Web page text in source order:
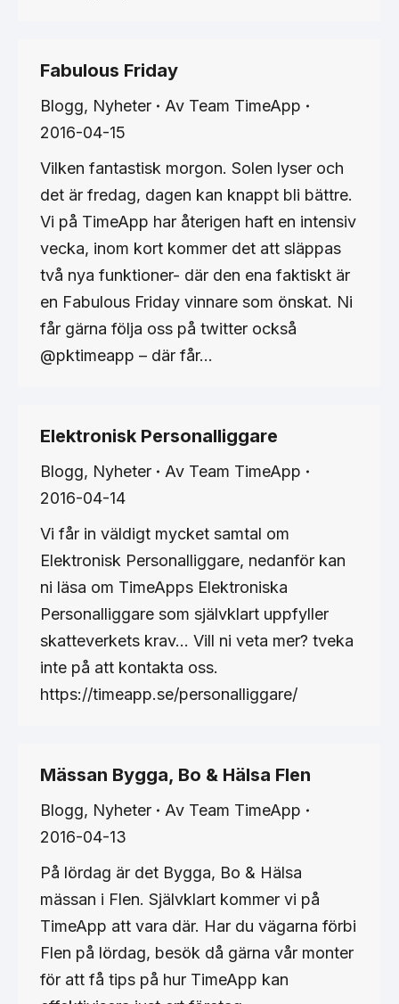
Fabulous Friday
Blogg, Nyheter Av Team TimeApp
2016-04-15
Vilken fantastisk morgon. Solen lyser och
det är fredag, dagen kan knappt bli bättre.
Vi på TimeApp har återigen haft en intensiv
vecka, inom kort kommer det att släppas
två nya funktioner- där den ena faktiskt är
en Fabulous Friday vinnare som önskat. Ni
får gärna följa oss på twitter också
@pktimeapp – där får…
Elektronisk Personalliggare
Blogg, Nyheter Av Team TimeApp
2016-04-14
Vi får in väldigt mycket samtal om
Elektronisk Personalliggare, nedanför kan
ni läsa om TimeApps Elektroniska
Personalliggare som självklart uppfyller
skatteverkets krav… Vill ni veta mer? tveka
inte på att kontakta oss.
https://timeapp.se/personalliggare/
Mässan Bygga, Bo & Hälsa Flen
Blogg, Nyheter Av Team TimeApp
2016-04-13
På lördag är det Bygga, Bo & Hälsa
mässan i Flen. Självklart kommer vi på
TimeApp att vara där. Har du vägarna förbi
Flen på lördag, besök då gärna vår monter
för att få tips på hur TimeApp kan